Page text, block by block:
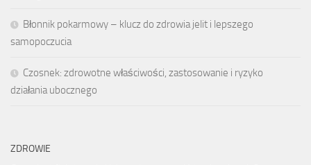
Błonnik pokarmowy – klucz do zdrowia jelit i lepszego
samopoczucia
Czosnek: zdrowotne właściwości, zastosowanie i ryzyko
działania ubocznego
ZDROWIE